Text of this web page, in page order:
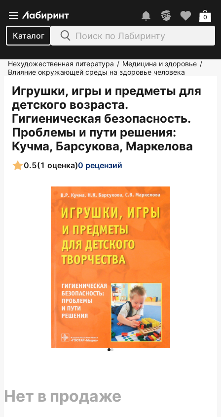
Каталог
0
Нехудожественная литература / Медицина и здоровье /
Влияние окружающей среды на здоровье человека
Игрушки, игры и предметы для
детского возраста.
Гигиеническая безопасность.
Проблемы и пути решения:
Кучма, Барсукова, Маркелова
0.5(1 оценка)0 рецензий
Нет в продаже